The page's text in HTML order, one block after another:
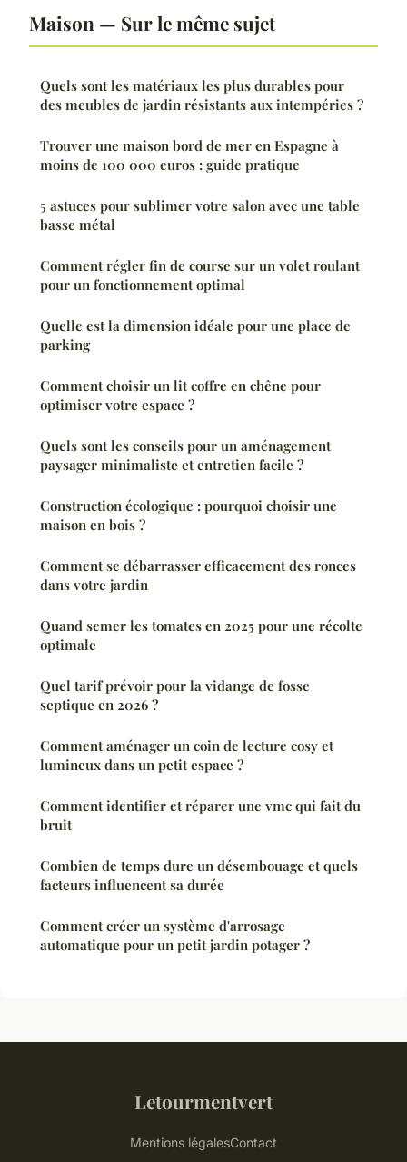
Maison — Sur le même sujet
Quels sont les matériaux les plus durables pour
des meubles de jardin résistants aux intempéries ?
Trouver une maison bord de mer en Espagne à
moins de 100 000 euros : guide pratique
5 astuces pour sublimer votre salon avec une table
basse métal
Comment régler fin de course sur un volet roulant
pour un fonctionnement optimal
Quelle est la dimension idéale pour une place de
parking
Comment choisir un lit coffre en chêne pour
optimiser votre espace ?
Quels sont les conseils pour un aménagement
paysager minimaliste et entretien facile ?
Construction écologique : pourquoi choisir une
maison en bois ?
Comment se débarrasser efficacement des ronces
dans votre jardin
Quand semer les tomates en 2025 pour une récolte
optimale
Quel tarif prévoir pour la vidange de fosse
septique en 2026 ?
Comment aménager un coin de lecture cosy et
lumineux dans un petit espace ?
Comment identifier et réparer une vmc qui fait du
bruit
Combien de temps dure un désembouage et quels
facteurs influencent sa durée
Comment créer un système d'arrosage
automatique pour un petit jardin potager ?
Letourmentvert
Mentions légalesContact